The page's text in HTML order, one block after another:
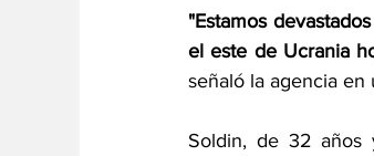
"Estamos
el este de Ucrania
señaló la agencia en
Soldin, de 32 años